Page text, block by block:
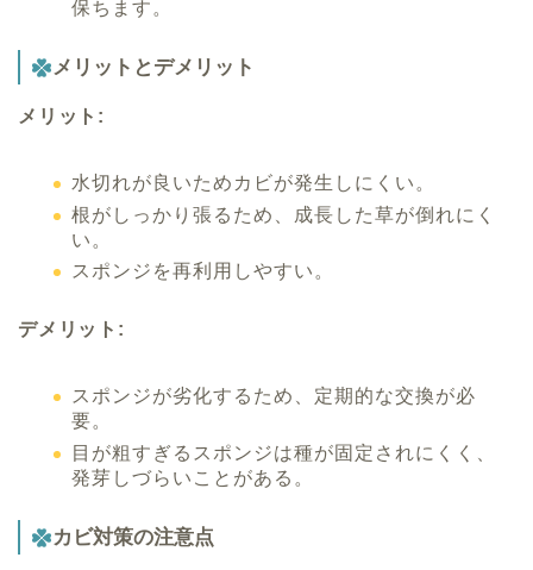
保ちます。
メリットとデメリット
メリット:
水切れが良いためカビが発生しにくい。
根がしっかり張るため、成長した草が倒れにく
い。
スポンジを再利用しやすい。
デメリット:
スポンジが劣化するため、定期的な交換が必
要。
目が粗すぎるスポンジは種が固定されにくく、
発芽しづらいことがある。
カビ対策の注意点